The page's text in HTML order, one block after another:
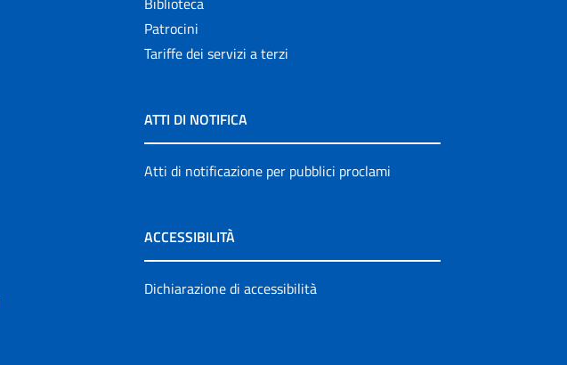
Patrocini
Tariffe dei servizi a terzi
ATTI DI NOTIFICA
Atti di notificazione per pubblici proclami
ACCESSIBILITÀ
Dichiarazione di accessibilità